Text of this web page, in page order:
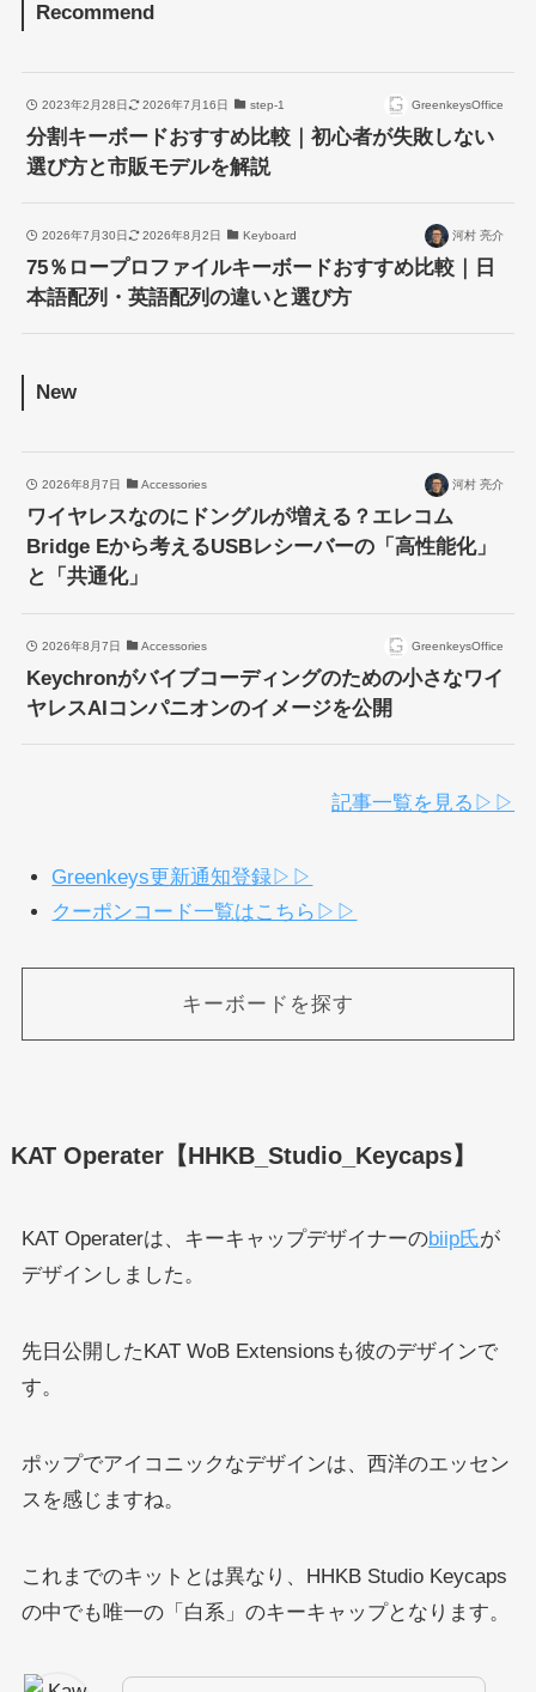
Recommend
2023年2月28日 2026年7月16日 step-1 GreenkeysOffice
分割キーボードおすすめ比較｜初心者が失敗しない
選び方と市販モデルを解説
2026年7月30日 2026年8月2日 Keyboard 河村 亮介
75％ロープロファイルキーボードおすすめ比較｜日
本語配列・英語配列の違いと選び方
New
2026年8月7日 Accessories 河村 亮介
ワイヤレスなのにドングルが増える？エレコム
Bridge Eから考えるUSBレシーバーの「高性能化」
と「共通化」
2026年8月7日 Accessories GreenkeysOffice
Keychronがバイブコーディングのための小さなワイ
ヤレスAIコンパニオンのイメージを公開
記事一覧を見る▷▷
Greenkeys更新通知登録▷▷
クーポンコード一覧はこちら▷▷
キーボードを探す
KAT Operater【HHKB_Studio_Keycaps】
KAT Operaterは、キーキャップデザイナーのbiip氏が
デザインしました。
先日公開したKAT WoB Extensionsも彼のデザインで
す。
ポップでアイコニックなデザインは、西洋のエッセン
スを感じますね。
これまでのキットとは異なり、HHKB Studio Keycaps
の中でも唯一の「白系」のキーキャップとなります。